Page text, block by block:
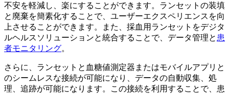
不安を軽減し、楽にすることができます。ランセットの装填
と廃棄を簡素化することで、ユーザーエクスペリエンスを向
上させることができます。また、採血用ランセットをデジタ
ルヘルスソリューションと統合することで、データ管理と 患
者モニタリング。
さらに、ランセットと血糖値測定器またはモバイルアプリと
のシームレスな接続が可能になり、データの自動収集、処
理、追跡が可能になります。この接続を利用することで、患